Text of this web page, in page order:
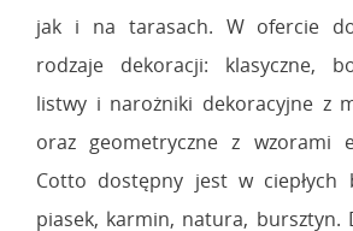
jak i na tarasach. W ofercie
rodzaje dekoracji: klasyczne,
listwy i narożniki dekoracyjne z
oraz geometryczne z wzorami
Cotto dostępny jest w ciepłych
piasek, karmin, natura, bursztyn.